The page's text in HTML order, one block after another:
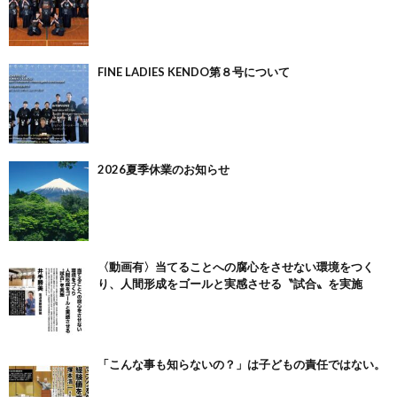
FINE LADIES KENDO第８号について
2026夏季休業のお知らせ
〈動画有〉当てることへの腐心をさせない環境をつく
り、人間形成をゴールと実感させる〝試合〟を実施
「こんな事も知らないの？」は子どもの責任ではない。